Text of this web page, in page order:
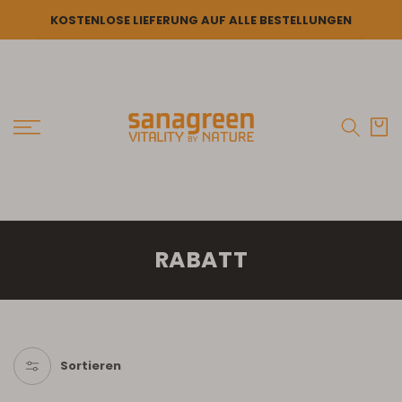
INHALTKOSTENLOSE LIEFERUNG AUF ALLE BESTELLUNGEN
K
t
RABATT
Sortieren